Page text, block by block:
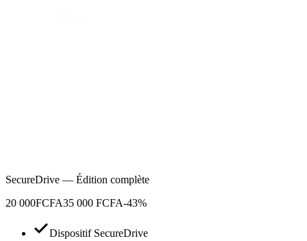
SecureDrive — Édition complète
20 000FCFA35 000 FCFA-43%
Dispositif SecureDrive